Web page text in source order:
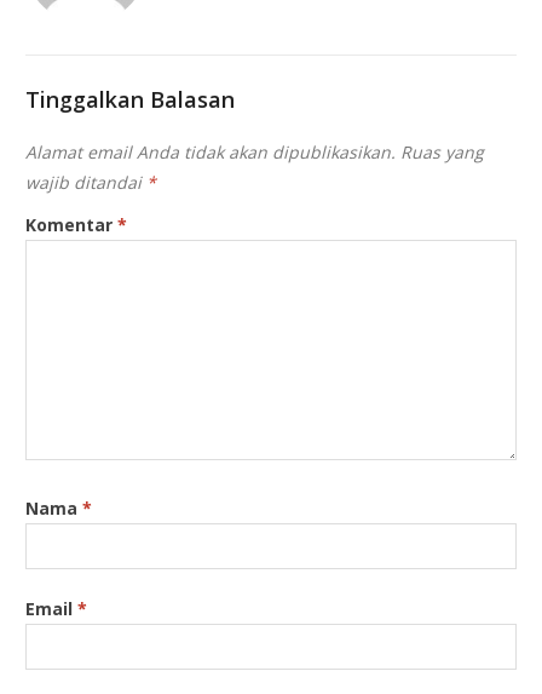
Tinggalkan Balasan
Alamat email Anda tidak akan dipublikasikan. Ruas yang
wajib ditandai *
Komentar*
Nama*
Email*